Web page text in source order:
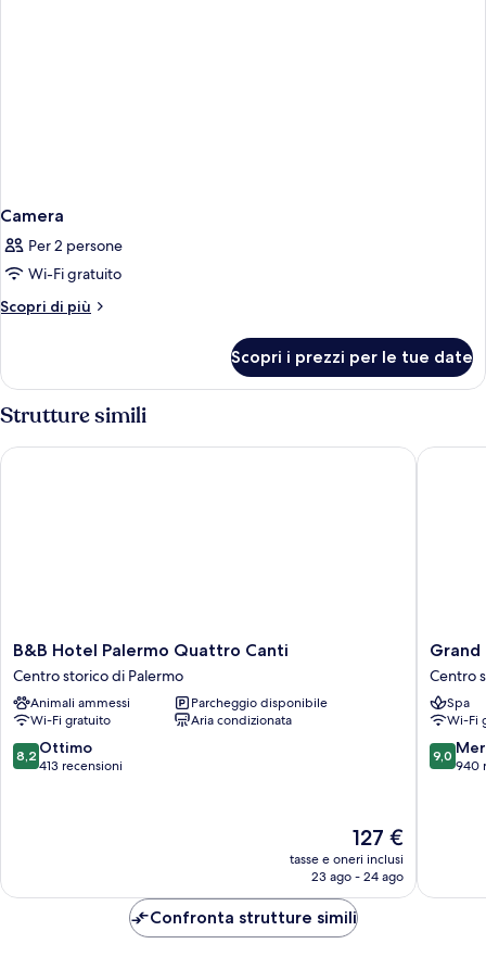
Camera
Per 2 persone
Wi-Fi gratuito
Scopri di più
Altri
Scopri i prezzi per le tue date
Strutture simili
B&B
Hotel
Palermo
Quattro
Canti
Centro
storico
B&B Hotel Palermo Quattro Canti
Centro storico di Palermo
Animali ammessi
Parcheggio disponibile
Wi-Fi gratuito
Aria condizionata
8.2
su
8,2 Ottimo
413 recensioni
Il
prezzo
attuale
127 €
127 €
tasse e oneri inclusi
23 ago - 24 ago
B&B Hotel Palermo Quattro Canti
Grand
Hotel
Piazza
Borsa
Centro
storico
di
Grand
Centro
Spa
Wi-Fi
9.0
su
9,0
940
Grand
Confronta strutture simili